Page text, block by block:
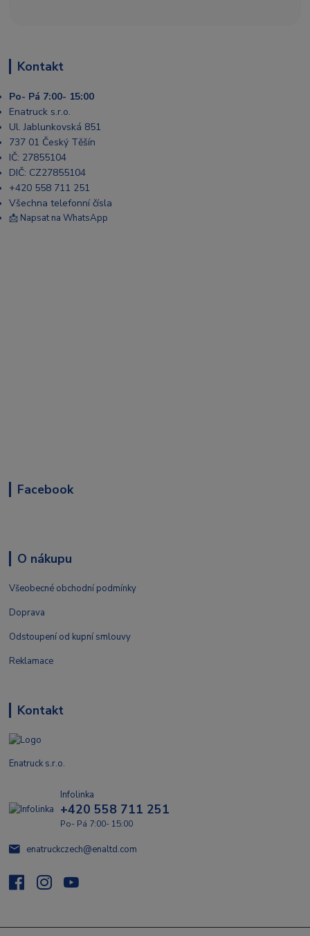
Kontakt
Po- Pá 7:00- 15:00
Enatruck s.r.o.
Ul. Jablunkovská 851
737 01 Český Těšín
IČ: 27855104
DIČ: CZ27855104
+420 558 711 251
Všechna telefonní čísla
📩 Napsat na WhatsApp
Facebook
O nákupu
Všeobecné obchodní podmínky
Doprava
Odstoupení od kupní smlouvy
Reklamace
Kontakt
Enatruck s.r.o.
Infolinka
+420 558 711 251
Po- Pá 7:00- 15:00
enatruckczech@enaltd.com